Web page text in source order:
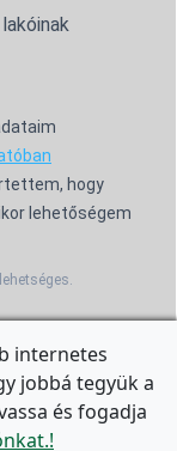
hogy
lehetőségem
internetes
jobbá tegyük a
és fogadja